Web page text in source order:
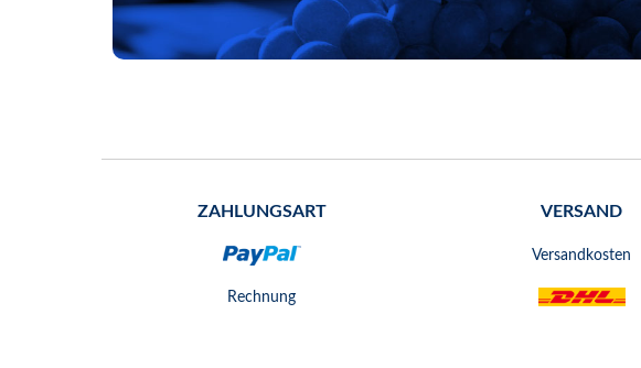
ZAHLUNGSART
Rechnung
VERSAND
Versandkosten